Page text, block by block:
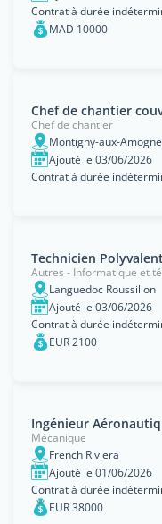
Contrat à durée
MAD 10000
Chef de chantier
Chef de chantier
Montigny-aux-
Ajouté le 03/06/2026
Contrat à durée
Technicien Polyvalent
Autres - Informatique et
Languedoc Roussillon
Ajouté le 03/06/2026
Contrat à durée
EUR 2100
Ingénieur
Mécanique
French Riviera
Ajouté le 01/06/2026
Contrat à durée
EUR 38000